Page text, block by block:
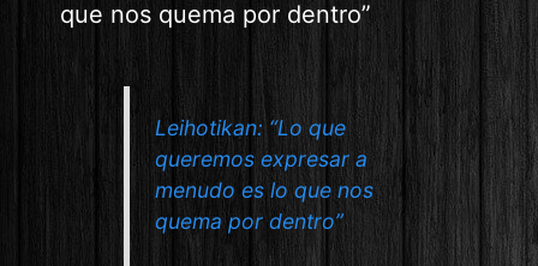
que nos quema por dentro”
Leihotikan: “Lo que
queremos expresar a
menudo es lo que nos
quema por dentro”